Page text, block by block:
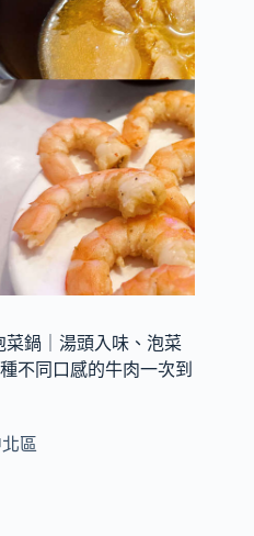
鍋｜湯頭入味、泡菜
不同口感的牛肉一次到
區